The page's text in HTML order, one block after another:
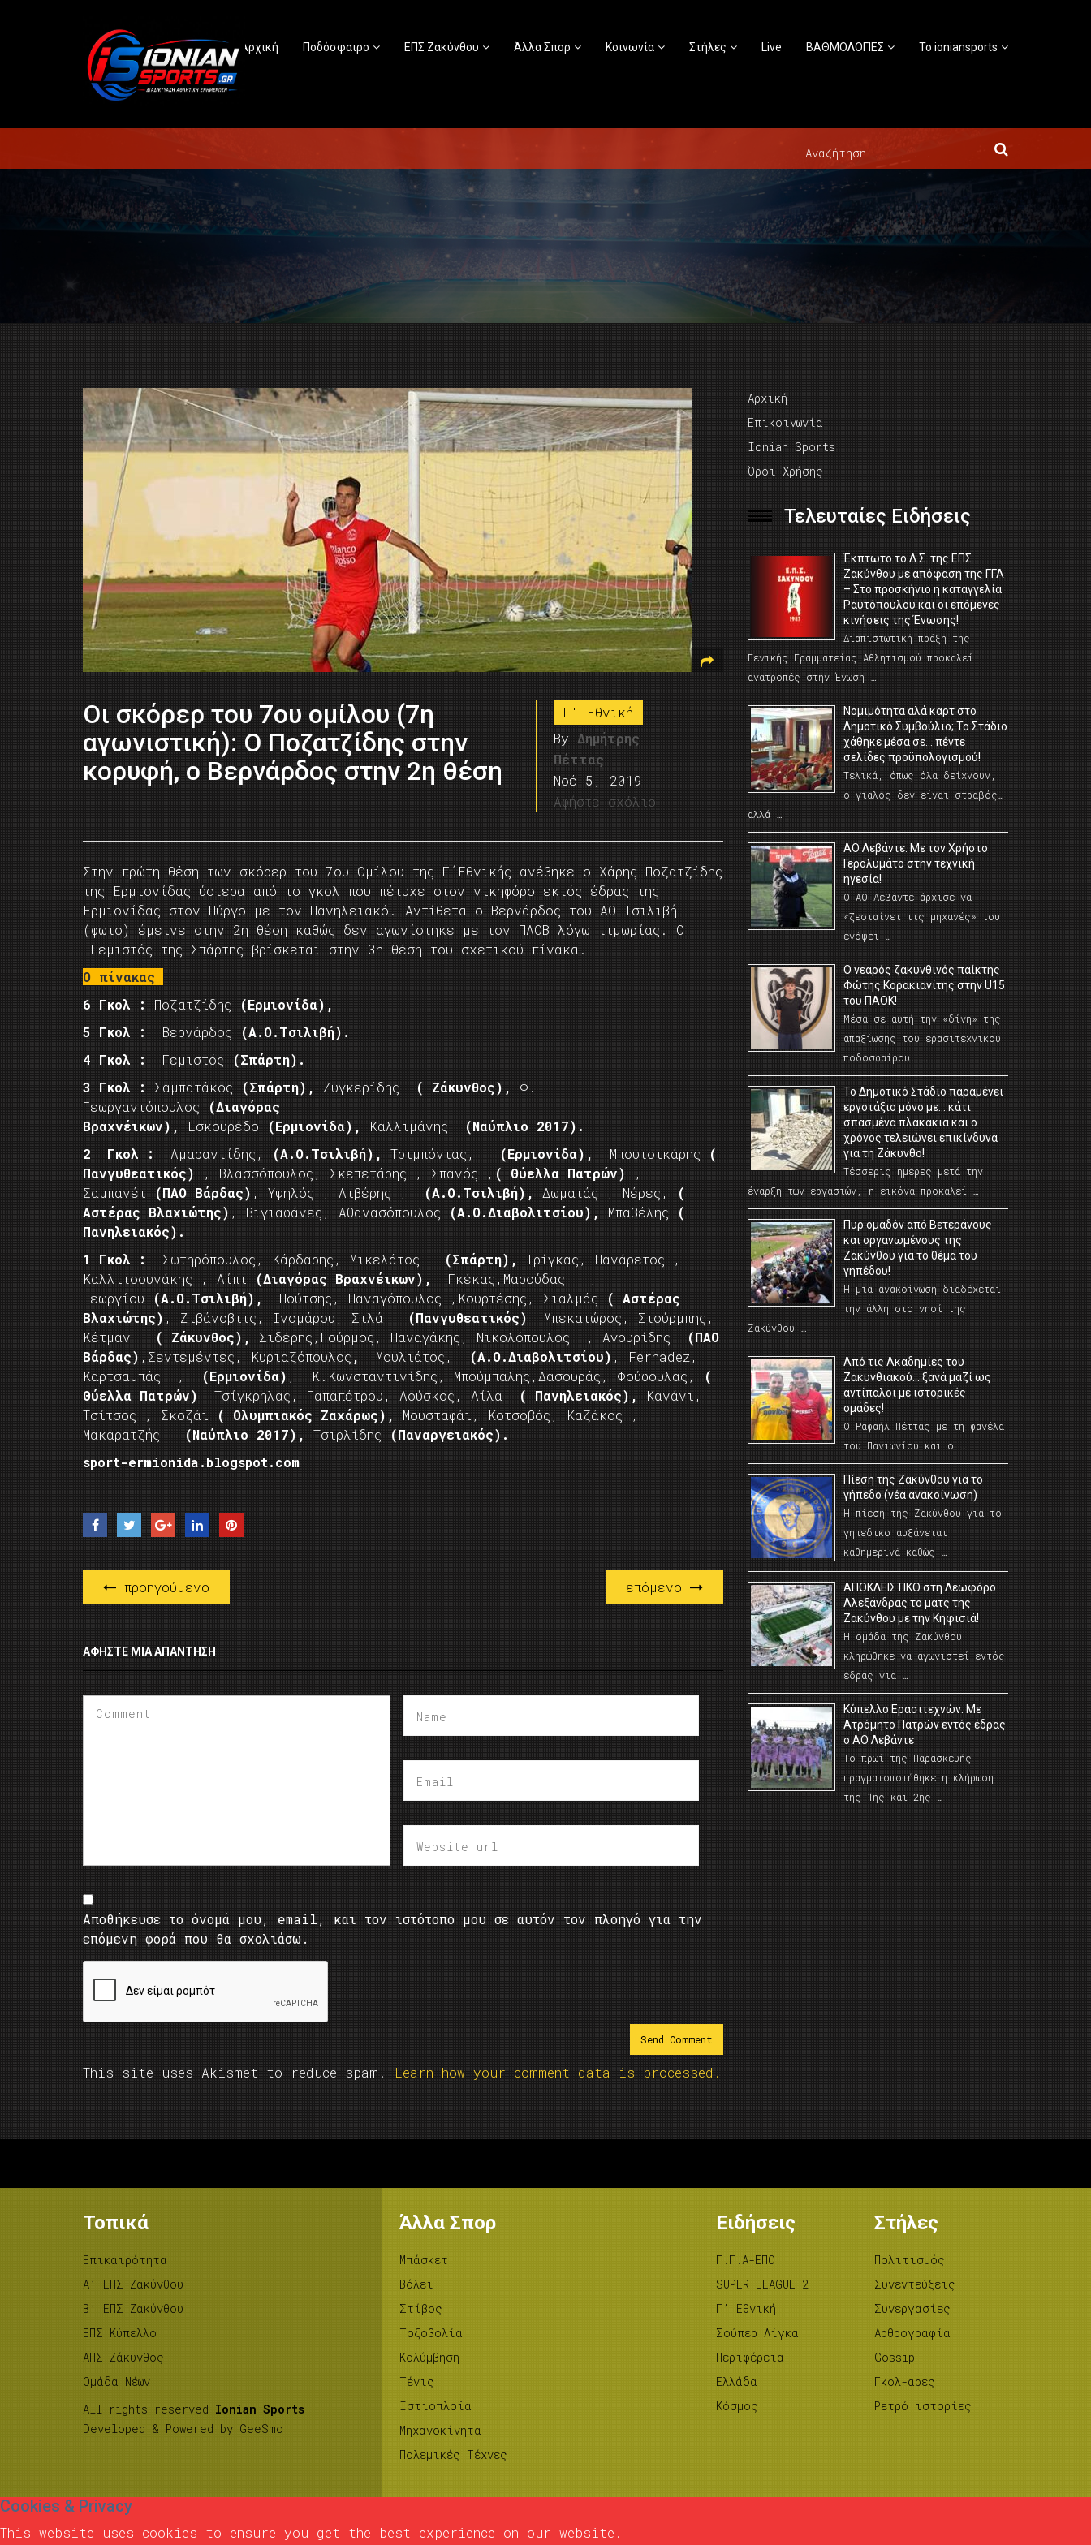
Αρχική Ποδόσφαιρο ΕΠΣ Ζακύνθου Άλλα Σπορ Κοινωνία Στήλες Live ΒΑΘΜΟΛΟΓΙΕΣ Το ioniansports
Οι σκόρερ του 7ου ομίλου (7η
αγωνιστική): O Ποζατζίδης στην
κορυφή, ο Βερνάρδος στην 2η θέση
Γ' Εθνική
By Δημήτρης
Πέττας
Νοέ 5, 2019
Αφήστε σχόλιο
Στην πρώτη θέση των σκόρερ του 7ου Ομίλου της Γ΄Εθνικής ανέβηκε ο Χάρης Ποζατζίδης
της Ερμιονίδας ύστερα από το γκολ που πέτυχε στον νικηφόρο εκτός έδρας της
Ερμιονίδας στον Πύργο με τον Πανηλειακό. Αντίθετα ο Βερνάρδος του ΑΟ Τσιλιβή
(φωτο) έμεινε στην 2η θέση καθώς δεν αγωνίστηκε με τον ΠΑΟΒ λόγω τιμωρίας. Ο
Γεμιστός της Σπάρτης βρίσκεται στην 3η θέση του σχετικού πίνακα.
Ο πίνακας
6 Γκολ :
Ποζατζίδης
(Ερμιονίδα),
5 Γκολ :
Βερνάρδος
(Α.Ο.Τσιλιβή).
4 Γκολ :
Γεμιστός
(Σπάρτη).
3 Γκολ : Σαμπατάκος (Σπάρτη), Ζυγκερίδης ( Ζάκυνθος),
Φ.
Γεωργαντόπουλος
(Διαγόρας
Βραχνέικων),
Εσκουρέδο (Ερμιονίδα), Καλλιμάνης
(Ναύπλιο 2017).
2 Γκολ :
Αμαραντίδης, (Α.Ο.Τσιλιβή), Τριμπόνιας, (Ερμιονίδα), Μπουτσικάρης
(
Πανγυθεατικός) , Βλασσόπουλος, Σκεπετάρης , Σπανός , ( Θύελλα Πατρών) ,
Σαμπανέι
(ΠΑΟ Βάρδας) , Υψηλός , Λιβέρης , (Α.Ο.Τσιλιβή), Δωματάς , Νέρες,
(
Αστέρας Βλαχιώτης) , Βιγιαφάνες, Αθανασόπουλος (Α.Ο.Διαβολιτσίου), Μπαβέλης
(
Πανηλειακός).
1 Γκολ :
Σωτηρόπουλος, Κάρδαρης, Μικελάτος (Σπάρτη),
Τρίγκας, Πανάρετος ,
Καλλιτσουνάκης , Λίπι
(Διαγόρας Βραχνέικων),
Γκέκας,Μαρούδας ,
Γεωργίου
(Α.Ο.Τσιλιβή), Πούτσης, Παναγόπουλος ,Κουρτέσης, Σιαλμάς
( Αστέρας
Βλαχιώτης) , Ζιβάνοβιτς, Ινομάρου, Σιλά (Πανγυθεατικός) Μπεκατώρος, Στούρμπης,
Κέτμαν
( Ζάκυνθος), Σιδέρης,Γούρμος, Παναγάκης, Νικολόπουλος , Αγουρίδης
(ΠΑΟ
Βάρδας) ,Σεντεμέντες, Κυριαζόπουλος , Μουλιάτος, (Α.Ο.Διαβολιτσίου) , Fernadez,
Καρτσαμπάς ,
(Ερμιονίδα) , Κ.Κωνσταντινίδης, Μπούμπαλης,Δασουράς, Φούφουλας,
(
Θύελλα Πατρών) Τσίγκρηλας, Παπαπέτρου, Λούσκος, Λίλα ( Πανηλειακός),
Κανάνι,
Τσίτσος , Σκοζάι
( Ολυμπιακός Ζαχάρως), Μουσταφάι, Κοτσοβός, Καζάκος ,
Μακαρατζής
(Ναύπλιο 2017), Τσιρλίδης (Παναργειακός).
sport-ermionida.blogspot.com
προηγούμενο επόμενο
ΑΦΉΣΤΕ ΜΙΑ ΑΠΆΝΤΗΣΗ
Αποθήκευσε το όνομά μου, email, και τον ιστότοπο μου σε αυτόν τον πλοηγό για την
επόμενη φορά που θα σχολιάσω.
This site uses Akismet to reduce spam. Learn how your comment data is processed.
Αρχική
Επικοινωνία
Ionian Sports
Όροι Χρήσης
Τελευταίες Ειδήσεις
Έκπτωτο το Δ.Σ. της ΕΠΣ
Ζακύνθου με απόφαση της ΓΓΑ
– Στο προσκήνιο η καταγγελία
Ραυτόπουλου και οι επόμενες
κινήσεις της Ένωσης!
Διαπιστωτική πράξη της
Γενικής Γραμματείας Αθλητισμού προκαλεί
ανατροπές στην Ένωση …
Νομιμότητα αλά καρτ στο
Δημοτικό Συμβούλιο; Το Στάδιο
χάθηκε μέσα σε… πέντε
σελίδες προϋπολογισμού!
Τελικά, όπως όλα δείχνουν,
ο γιαλός δεν είναι στραβός…
αλλά …
ΑΟ Λεβάντε: Με τον Χρήστο
Γερολυμάτο στην τεχνική
ηγεσία!
Ο ΑΟ Λεβάντε άρχισε να
«ζεσταίνει τις μηχανές» του
ενόψει …
O νεαρός ζακυνθινός παίκτης
Φώτης Κορακιανίτης στην U15
του ΠΑΟΚ!
Μέσα σε αυτή την «δίνη» της
απαξίωσης του ερασιτεχνικού
ποδοσφαίρου. …
Το Δημοτικό Στάδιο παραμένει
εργοτάξιο μόνο με… κάτι
σπασμένα πλακάκια και ο
χρόνος τελειώνει επικίνδυνα
για τη Ζάκυνθο!
Τέσσερις ημέρες μετά την
έναρξη των εργασιών, η εικόνα προκαλεί …
Πυρ ομαδόν από Βετεράνους
και οργανωμένους της
Ζακύνθου για το θέμα του
γηπέδου!
Η μια ανακοίνωση διαδέχεται
την άλλη στο νησί της
Ζακύνθου …
Από τις Ακαδημίες του
Ζακυνθιακού… ξανά μαζί ως
αντίπαλοι με ιστορικές
ομάδες!
Ο Ραφαήλ Πέττας με τη φανέλα
του Πανιωνίου και ο …
Πίεση της Ζακύνθου για το
γήπεδο (νέα ανακοίνωση)
Η πίεση της Ζακύνθου για το
γηπεδικο αυξάνεται
καθημερινά καθώς …
AΠΟΚΛΕΙΣΤΙΚΟ στη Λεωφόρο
Αλεξάνδρας το ματς της
Ζακύνθου με την Κηφισιά!
Η ομάδα της Ζακύνθου
κληρώθηκε να αγωνιστεί εντός
έδρας για …
Κύπελλο Ερασιτεχνών: Με
Ατρόμητο Πατρών εντός έδρας
ο ΑΟ Λεβάντε
Το πρωί της Παρασκευής
πραγματοποιήθηκε η κλήρωση
της 1ης και 2ης …
Τοπικά
Επικαιρότητα
A’ ΕΠΣ Ζακύνθου
B’ ΕΠΣ Ζακύνθου
ΕΠΣ Κύπελλο
ΑΠΣ Ζάκυνθος
Ομάδα Νέων
All rights reserved Ionian Sports .
Developed & Powered by GeeSmo .
Άλλα Σπορ
Μπάσκετ
Βόλεϊ
Στίβος
Tοξοβολία
Κολύμβηση
Τένις
Ιστιοπλοΐα
Μηχανοκίνητα
Πολεμικές Τέχνες
Ειδήσεις
Γ.Γ.Α-ΕΠΟ
SUPER LEAGUE 2
Γ’ Εθνική
Σούπερ Λίγκα
Περιφέρεια
Ελλάδα
Κόσμος
Στήλες
Πολιτισμός
Συνεντεύξεις
Συνεργασίες
Αρθρογραφία
Gossip
Γκολ-αρες
Ρετρό ιστορίες
Cookies & Privacy
This website uses cookies to ensure you get the best experience on our website.